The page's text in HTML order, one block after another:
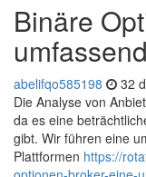
Binäre
abelifqo585198 32
Die Analyse von
da es eine
gibt. Wir führen eine
Plattformen https://